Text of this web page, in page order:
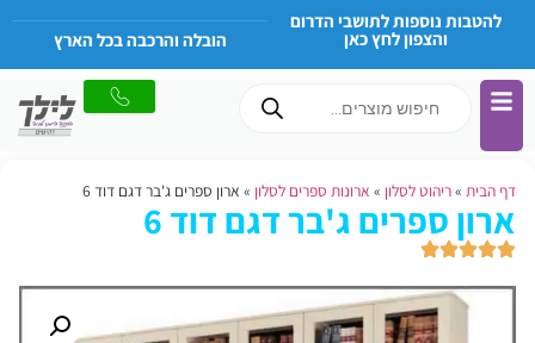
להטבות נוספות לתושבי הדרום
והצפון לחץ כאן הובלה והרכבה בכל הארץ
דף הבית »ריהוט לסלון » ארונות ספרים לסלון » ארון ספרים ג'בר דגם דוד 6
ארון ספרים ג'בר דגם דוד 6